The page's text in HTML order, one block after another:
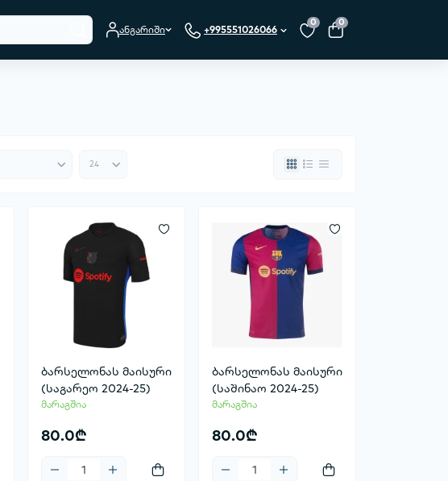
ანგარიში +995551026066
0 0
ბარსელონას მაისური
(საგარეო 2024-25)
მარაგშია
80.0₾
ბარსელონას მაისური
(საშინაო 2024-25)
მარაგშია
80.0₾